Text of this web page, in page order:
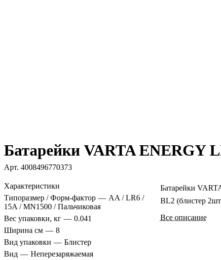
Батарейки VARTA ENERGY
Арт. 4008496770373
Характеристики
Типоразмер / Форм-фактор — AA / LR6 /
15A / MN1500 / Пальчиковая
Вес упаковки, кг — 0.041
Ширина см — 8
Вид упаковки — Блистер
Вид — Неперезаряжаемая
Батарейки
BL2 (блистер
Все описание